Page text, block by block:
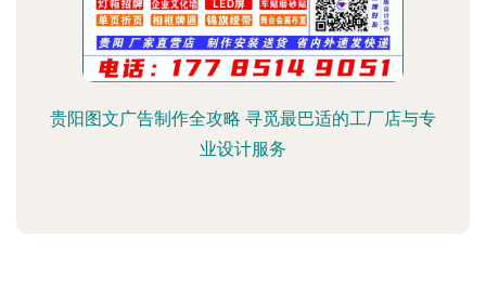
贵阳图文广告制作全攻略 寻觅最巴适的工厂店与专
业设计服务